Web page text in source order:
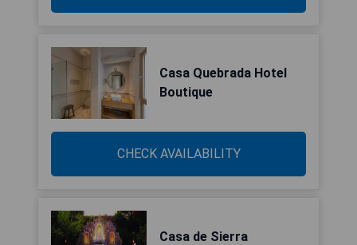
Casa Quebrada Hotel
Boutique
CHECK AVAILABILITY
Casa de Sierra